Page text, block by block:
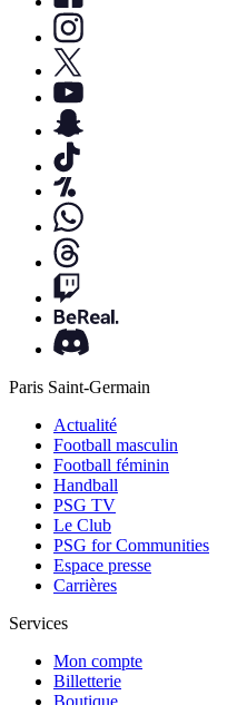
Paris Saint-Germain
Actualité
Football masculin
Football féminin
Handball
PSG TV
Le Club
PSG for Communities
Espace presse
Carrières
Services
Mon compte
Billetterie